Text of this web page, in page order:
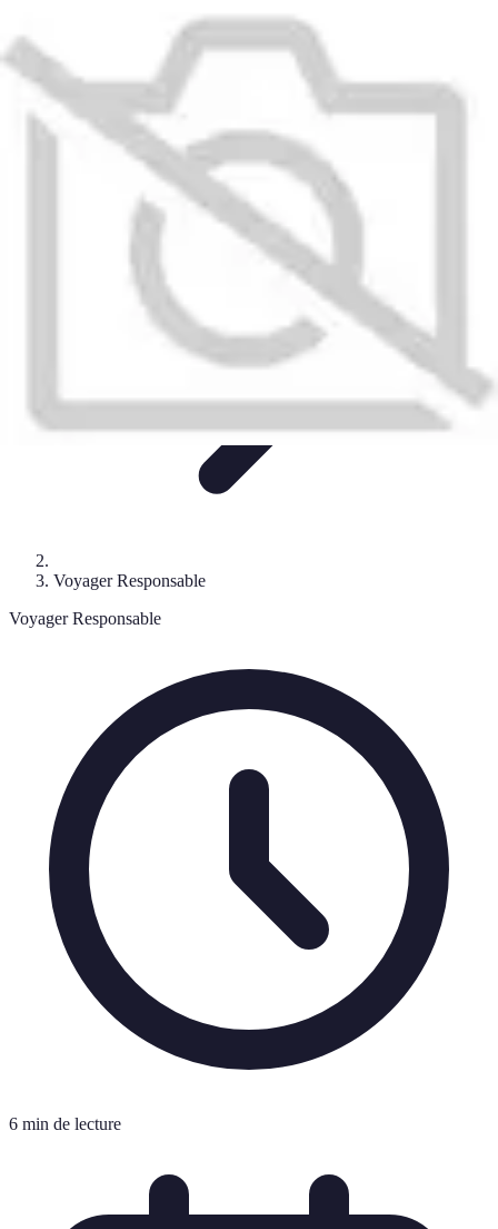
Voyage Durable
Sécurité en voyage
en Solo Conseils Pratiques
Globe Explore
Voyager Responsable
Voyager Responsable
6 min de lecture